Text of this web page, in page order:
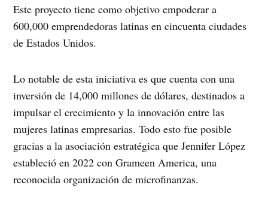
Este proyecto tiene como objetivo empoderar a
600,000 emprendedoras latinas en cincuenta ciudades
de Estados Unidos.
Lo notable de esta iniciativa es que cuenta con una
inversión de 14,000 millones de dólares, destinados a
impulsar el crecimiento y la innovación entre las
mujeres latinas empresarias. Todo esto fue posible
gracias a la asociación estratégica que Jennifer López
estableció en 2022 con Grameen America, una
reconocida organización de microfinanzas.